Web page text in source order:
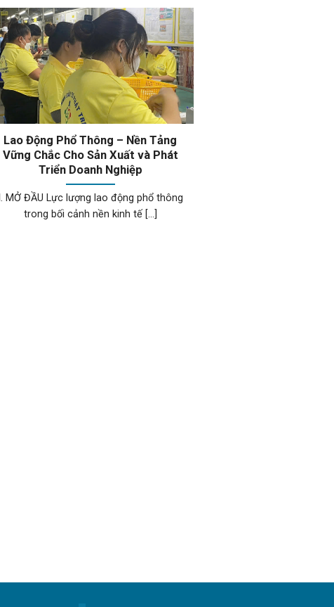
Lao Động Phổ Thông – Nền Tảng
Vững Chắc Cho Sản Xuất và Phát
Triển Doanh Nghiệp
I. MỞ ĐẦU Lực lượng lao động phổ thông
trong bối cảnh nền kinh tế [...]